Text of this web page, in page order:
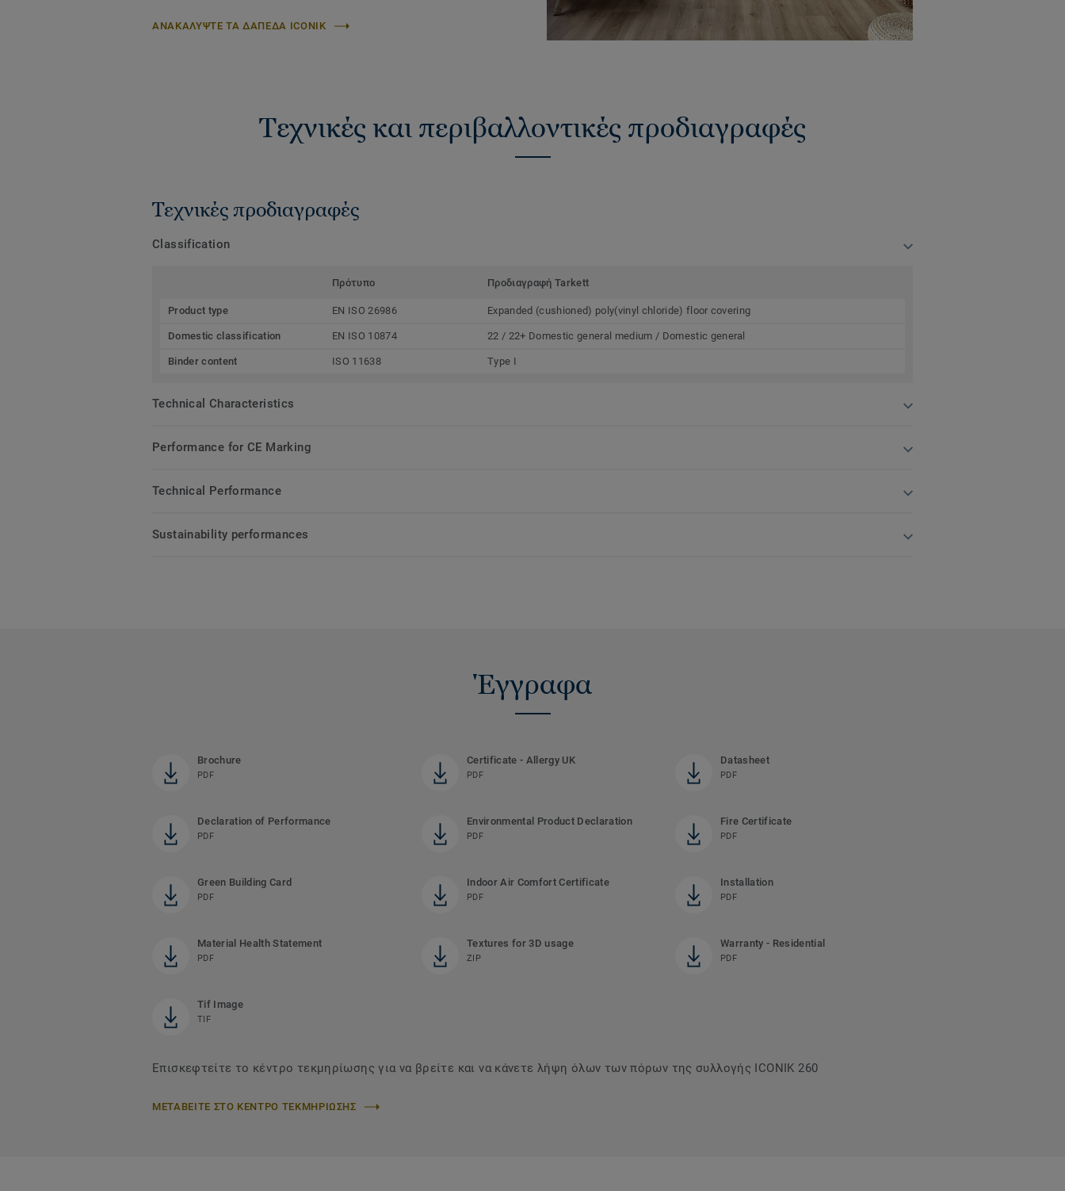
ΑΝΑΚΑΛΥΨΤΕ ΤΑ ΔΑΠΕΔΑ ICONIK
Τεχνικές και περιβαλλοντικές προδιαγραφές
Τεχνικές προδιαγραφές
Classification
Πρότυπο Προδιαγραφή Tarkett
Product type EN ISO 26986 Expanded (cushioned) poly(vinyl chloride) floor covering
Domestic classification EN ISO 10874 22 / 22+ Domestic general medium / Domestic general
Binder content ISO 11638 Type I
Technical Characteristics
Performance for CE Marking
Technical Performance
Sustainability performances
Έγγραφα
Brochure
PDF
Certificate - Allergy UK
PDF
Datasheet
PDF
Declaration of Performance
PDF
Environmental Product Declaration
PDF
Fire Certificate
PDF
Green Building Card
PDF
Indoor Air Comfort Certificate
PDF
Installation
PDF
Material Health Statement
PDF
Textures for 3D usage
ZIP
Warranty - Residential
PDF
Tif Image
TIF
Επισκεφτείτε το κέντρο τεκμηρίωσης για να βρείτε και να κάνετε λήψη όλων των πόρων της συλλογής ICONIK 260
ΜΕΤΑΒΕΙΤΕ ΣΤΟ ΚΕΝΤΡΟ ΤΕΚΜΗΡΙΩΣΗΣ